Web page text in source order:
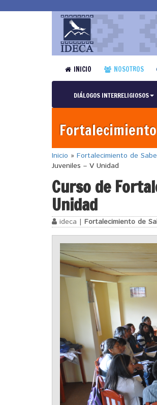
INICIO NOSOTROS
DIÁLOGOS INTERRELIGIOSOS
Inicio » Fortalecimiento de
Juveniles – V Unidad
Curso de
Unidad
ideca | Fortalecimiento de